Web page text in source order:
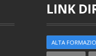
LINK
ALTA